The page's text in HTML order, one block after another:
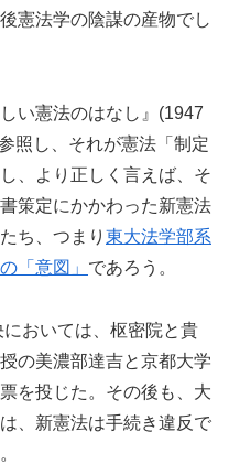
憲法学の陰謀の産物でし
い憲法のはなし』(1947
照し、それが憲法「制定
、より正しく言えば、そ
策定にかかわった新憲法
ち、つまり 東大法学部系
「意図」 であろう。
おいては、枢密院と貴
の美濃部達吉と京都大学
を投じた。その後も、大
、新憲法は手続き違反で